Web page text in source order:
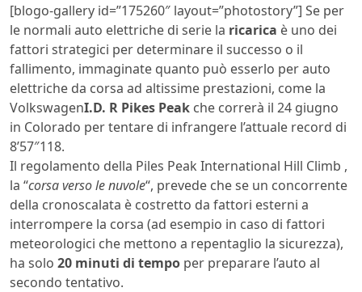
[blogo-gallery id=”175260″ layout=”photostory”] Se per
le normali auto elettriche di serie la ricarica è uno dei
fattori strategici per determinare il successo o il
fallimento, immaginate quanto può esserlo per auto
elettriche da corsa ad altissime prestazioni, come la
VolkswagenI.D. R Pikes Peak che correrà il 24 giugno
in Colorado per tentare di infrangere l’attuale record di
8’57″118.
Il regolamento della Piles Peak International Hill Climb ,
la “corsa verso le nuvole“, prevede che se un concorrente
della cronoscalata è costretto da fattori esterni a
interrompere la corsa (ad esempio in caso di fattori
meteorologici che mettono a repentaglio la sicurezza),
ha solo 20 minuti di tempo per preparare l’auto al
secondo tentativo.